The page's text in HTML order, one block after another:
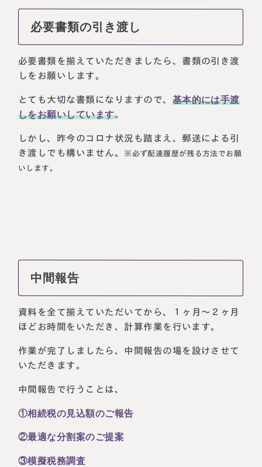
必要書類の引き渡し
必要書類を揃えていただきましたら、書類の引き渡
しをお願いします。
とても大切な書類になりますので、 基本的には手渡
しをお願いしています。
しかし、昨今のコロナ状況も踏まえ、郵送による引
き渡しでも構いません。 ※必ず配達履歴が残る方法でお願
いします。
中間報告
資料を全て揃えていただいてから、１ヶ月～２ヶ月
ほどお時間をいただき、計算作業を行います。
作業が完了しましたら、中間報告の場を設けさせて
いただきます。
中間報告で行うことは、
①相続税の見込額のご報告
②最適な分割案のご提案
③模擬税務調査